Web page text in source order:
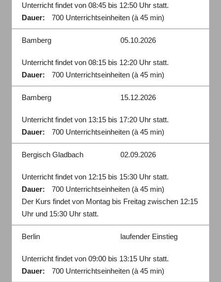
Unterricht findet von 08:45 bis 12:50 Uhr statt.
Dauer:
700 Unterrichtseinheiten (à 45 min)
Bamberg 05.10.2026
Unterricht findet von 08:15 bis 12:20 Uhr statt.
Dauer:
700 Unterrichtseinheiten (à 45 min)
Bamberg 15.12.2026
Unterricht findet von 13:15 bis 17:20 Uhr statt.
Dauer:
700 Unterrichtseinheiten (à 45 min)
Bergisch Gladbach 02.09.2026
Unterricht findet von 12:15 bis 15:30 Uhr statt.
Dauer:
700 Unterrichtseinheiten (à 45 min)
Der Kurs findet von Montag bis Freitag zwischen 12:15
Uhr und 15:30 Uhr statt.
Berlin laufender Einstieg
Unterricht findet von 09:00 bis 13:15 Uhr statt.
Dauer:
700 Unterrichtseinheiten (à 45 min)